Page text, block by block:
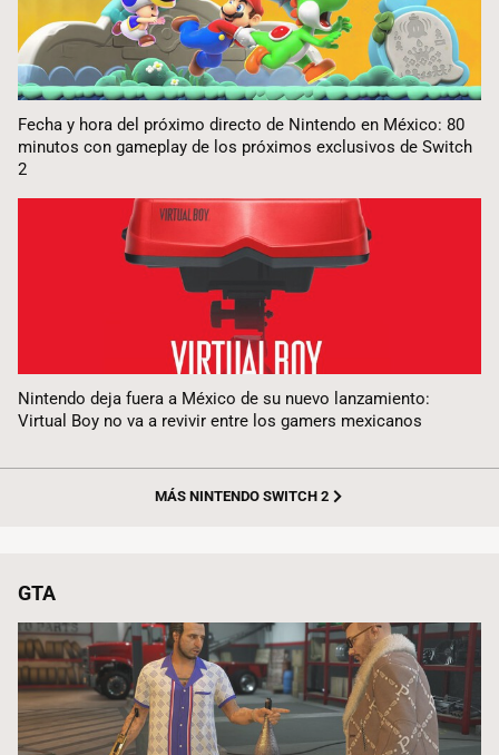
Fecha y hora del próximo directo de Nintendo en México: 80
minutos con gameplay de los próximos exclusivos de Switch
2
Nintendo deja fuera a México de su nuevo lanzamiento:
Virtual Boy no va a revivir entre los gamers mexicanos
MÁS NINTENDO SWITCH 2
GTA